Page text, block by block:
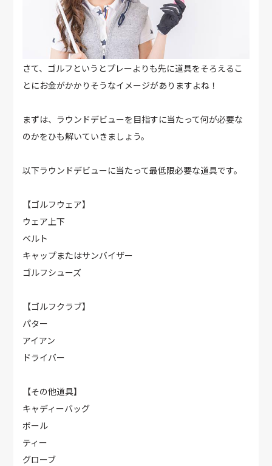
さて、ゴルフというとプレーよりも先に道具をそろえるこ
とにお金がかかりそうなイメージがありますよね！
まずは、ラウンドデビューを目指すに当たって何が必要な
のかをひも解いていきましょう。
以下ラウンドデビューに当たって最低限必要な道具です。
【ゴルフウェア】
ウェア上下
ベルト
キャップまたはサンバイザー
ゴルフシューズ
【ゴルフクラブ】
パター
アイアン
ドライバー
【その他道具】
キャディーバッグ
ボール
ティー
グローブ